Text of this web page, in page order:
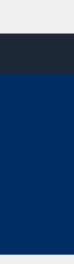
La Collaboration
Copyright ©